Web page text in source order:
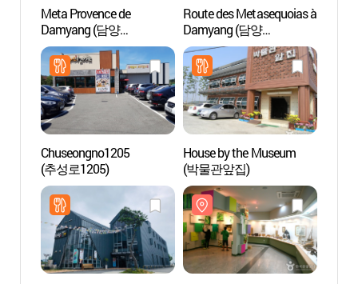
Meta Provence de
Damyang (담양
메타프로방스)
Route des Metasequoias à
Damyang (담양
메타세콰이어길)
Chuseongno1205
(추성로1205)
House by the Museum
(박물관앞집)